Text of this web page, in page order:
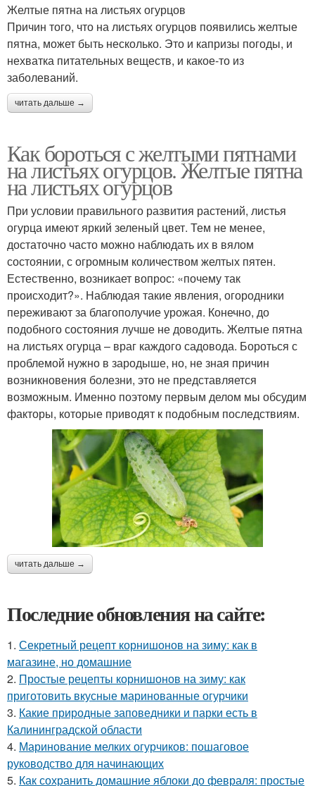
Желтые пятна на листьях огурцов
Причин того, что на листьях огурцов появились желтые
пятна, может быть несколько. Это и капризы погоды, и
нехватка питательных веществ, и какое-то из
заболеваний.
читать дальше →
Как бороться с желтыми пятнами
на листьях огурцов. Желтые пятна
на листьях огурцов
При условии правильного развития растений, листья
огурца имеют яркий зеленый цвет. Тем не менее,
достаточно часто можно наблюдать их в вялом
состоянии, с огромным количеством желтых пятен.
Естественно, возникает вопрос: «почему так
происходит?». Наблюдая такие явления, огородники
переживают за благополучие урожая. Конечно, до
подобного состояния лучше не доводить. Желтые пятна
на листьях огурца – враг каждого садовода. Бороться с
проблемой нужно в зародыше, но, не зная причин
возникновения болезни, это не представляется
возможным. Именно поэтому первым делом мы обсудим
факторы, которые приводят к подобным последствиям.
читать дальше →
Последние обновления на сайте:
1. Секретный рецепт корнишонов на зиму: как в
магазине, но домашние
2. Простые рецепты корнишонов на зиму: как
приготовить вкусные маринованные огурчики
3. Какие природные заповедники и парки есть в
Калининградской области
4. Маринование мелких огурчиков: пошаговое
руководство для начинающих
5. Как сохранить домашние яблоки до февраля: простые